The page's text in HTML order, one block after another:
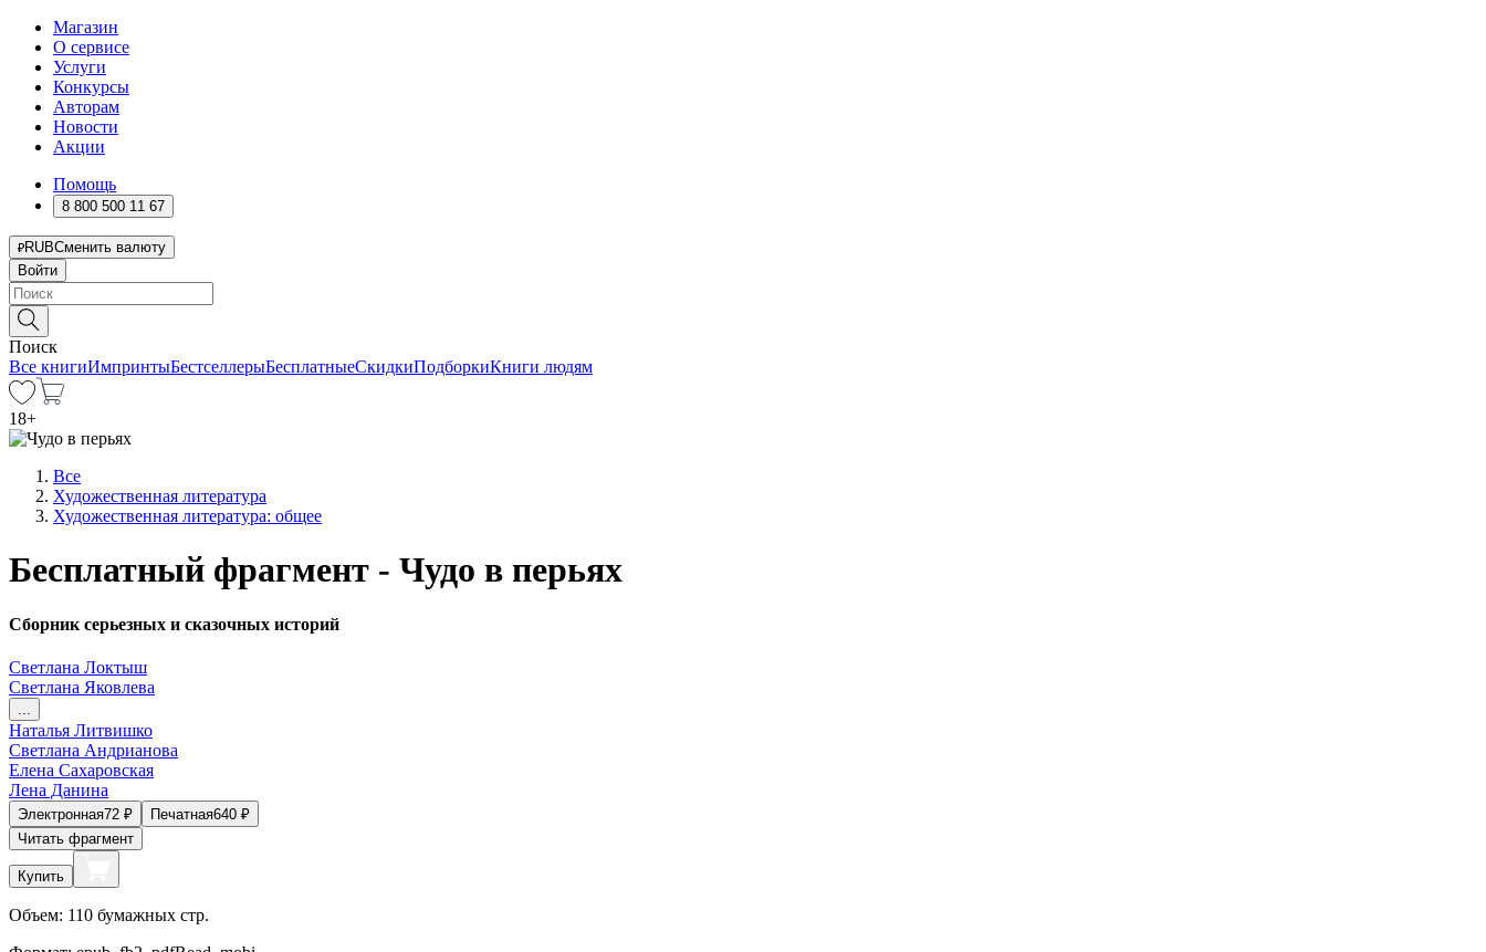
Магазин
О сервисе
Услуги
Конкурсы
Авторам
Новости
Акции
Помощь
8 800 500 11 67
RUBСменить валюту
Войти
Поиск
Все книгиИмпринтыБестселлерыБесплатныеСкидкиПодборкиКниги людям
18+
Все
Художественная литература
Художественная литература: общее
Бесплатный фрагмент - Чудо в перьях
Сборник серьезных и сказочных историй
Светлана Локтыш
Светлана Яковлева
...
Наталья Литвишко
Светлана Андрианова
Елена Сахаровская
Лена Данина
Электронная72 ₽ Печатная640 ₽
Читать фрагмент
Купить
Объем: 110 бумажных стр.